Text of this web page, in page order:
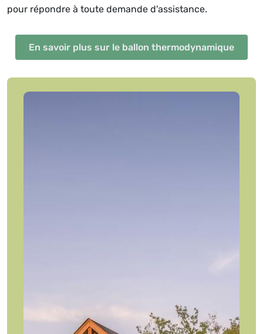
pour répondre à toute demande d'assistance.
En savoir plus sur le ballon thermodynamique